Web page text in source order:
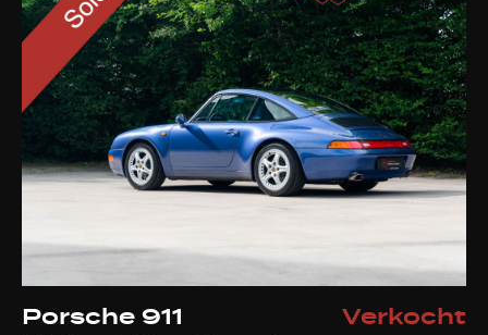
Porsche 911 Verkocht